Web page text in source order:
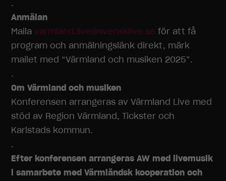
.
Anmälan
Mailavarmland.live@svensklive.se för att få
program och anmälningslänk direkt, märk
mailet med “Värmland och musiken 2025”.
.
Om Värmland och musiken
Konferensen arrangeras av Värmland Live med
stöd av Region Värmland, Tickster och
Karlstads kommun.
.
Efter konferensen arrangeras AW med livemusik
i samarbete med Värmländsk kooperation och